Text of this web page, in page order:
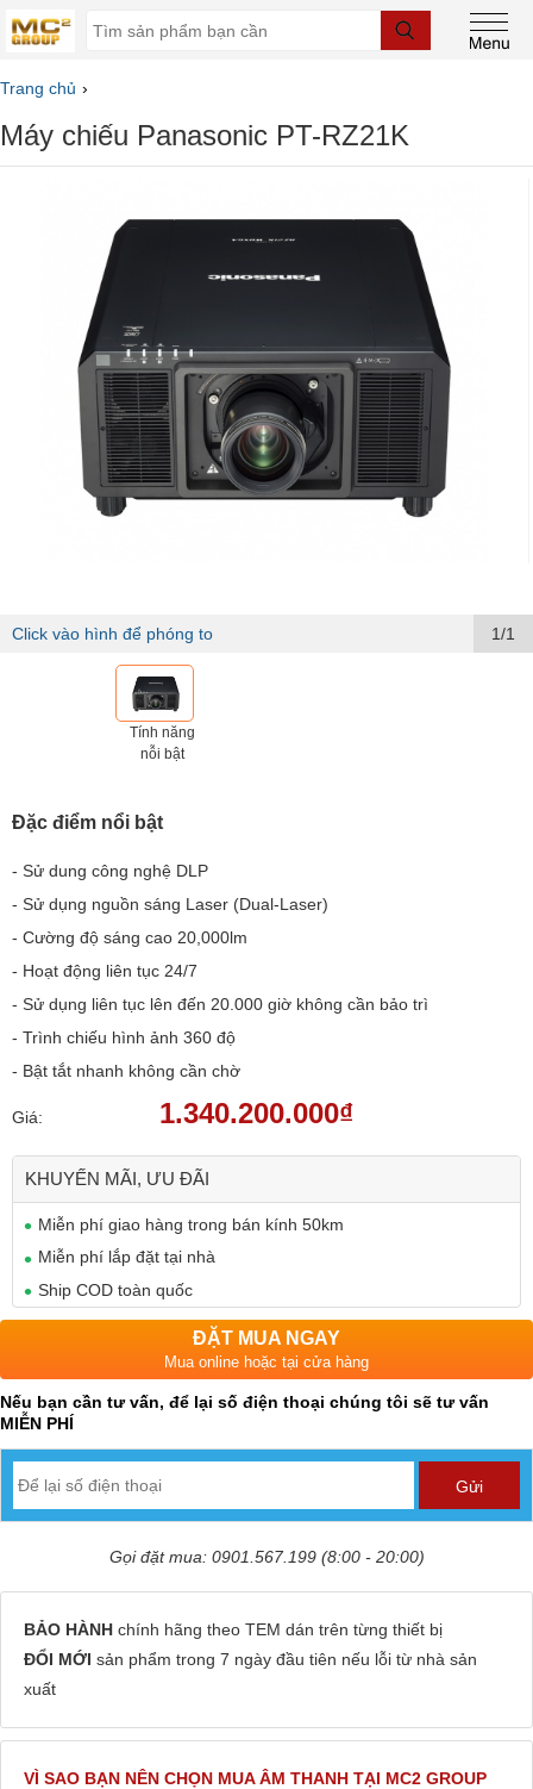
Trang chủ
Máy chiếu Panasonic PT-RZ21K
Click vào hình để phóng to 1/1
Tính năng
nỗi bật
Đặc điểm nổi bật
- Sử dung công nghệ DLP
- Sử dụng nguồn sáng Laser (Dual-Laser)
- Cường độ sáng cao 20,000lm
- Hoạt động liên tục 24/7
- Sử dụng liên tục lên đến 20.000 giờ không cần bảo trì
- Trình chiếu hình ảnh 360 độ
- Bật tắt nhanh không cần chờ
Giá: 1.340.200.000₫
KHUYẾN MÃI, ƯU ĐÃI
Miễn phí giao hàng trong bán kính 50km
Miễn phí lắp đặt tại nhà
Ship COD toàn quốc
ĐẶT MUA NGAY
Mua online hoặc tại cửa hàng
Nếu bạn cần tư vấn, để lại số điện thoại chúng tôi sẽ tư vấn
MIỄN PHÍ
Gọi đặt mua: 0901.567.199 (8:00 - 20:00)
BẢO HÀNH chính hãng theo TEM dán trên từng thiết bị
ĐỔI MỚI sản phẩm trong 7 ngày đầu tiên nếu lỗi từ nhà sản
xuất
VÌ SAO BẠN NÊN CHỌN MUA ÂM THANH TẠI MC2 GROUP